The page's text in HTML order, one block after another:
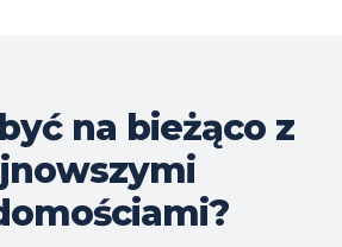
na bieżąco z